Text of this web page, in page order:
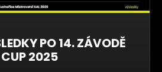
PO 14. ZÁVODĚ
CUP 2025